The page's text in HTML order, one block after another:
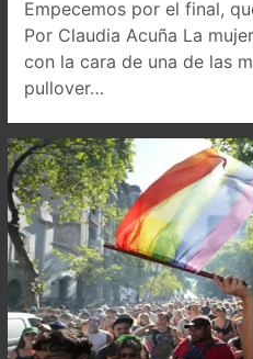
Empecemos por el final,
Por Claudia Acuña La
con la cara de una de las
pullover…